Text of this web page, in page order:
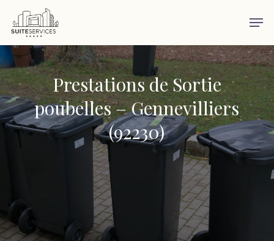
Skip
main
content
Prestations de Sortie
poubelles – Gennevilliers
(92230)